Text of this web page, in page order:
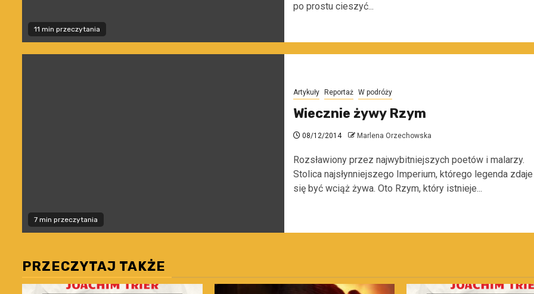
11 min przeczytania
po prostu cieszyć...
7 min przeczytania
Artykuły Reportaż W podróży
Wiecznie żywy Rzym
08/12/2014 Marlena Orzechowska
Rozsławiony przez najwybitniejszych poetów i malarzy.
Stolica najsłynniejszego Imperium, którego legenda zdaje
się być wciąż żywa. Oto Rzym, który istnieje...
PRZECZYTAJ TAKŻE